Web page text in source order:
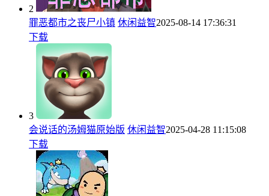
2
罪恶都市之丧尸小镇 休闲益智2025-08-14 17:36:31
下载
3
会说话的汤姆猫原始版 休闲益智2025-04-28 11:15:08
下载